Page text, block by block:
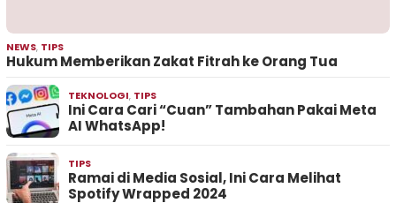
NEWS, TIPS
Hukum Memberikan Zakat Fitrah ke Orang Tua
TEKNOLOGI, TIPS
Ini Cara Cari “Cuan” Tambahan Pakai Meta
AI WhatsApp!
TIPS
Ramai di Media Sosial, Ini Cara Melihat
Spotify Wrapped 2024